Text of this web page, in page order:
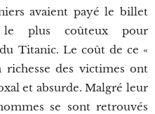
avaient payé le billet
le plus coûteux pour
Titanic. Le coût de ce «
des victimes ont
et absurde. Malgré leur
se sont retrouvés